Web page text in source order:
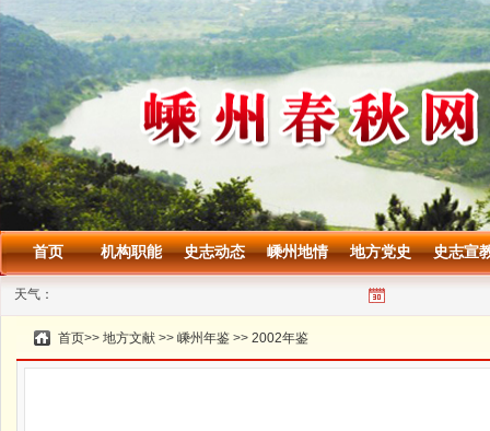
首页 机构职能 史志动态 嵊州地情 地方党史 史志宣
天气：
首页>> 地方文献 >> 嵊州年鉴 >> 2002年鉴